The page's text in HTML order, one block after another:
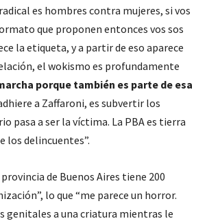
es hombres contra mujeres, si vos
que proponen entonces vos sos
la etiqueta, y a partir de eso aparece
el wokismo es profundamente
porque también es parte de esa
a Zaffaroni, es subvertir los
pasa a ser la víctima. La PBA es tierra
los delincuentes”.
de Buenos Aires tiene 200
lo que “me parece un horror.
genitales a una criatura mientras le